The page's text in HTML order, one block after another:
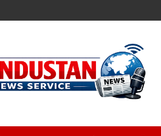
News